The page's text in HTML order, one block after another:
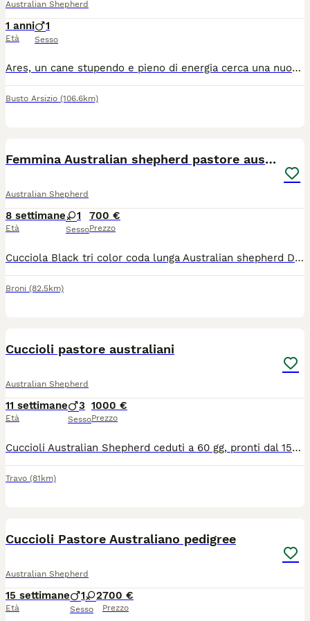
Australian Shepherd
1 anni
Età
1
Sesso
Ares, un cane stupendo e pieno di energia cerca una nuova casa con una famiglia pronta a dargli l’amore che merita. È un incrocio tra pastore australiano e border collie. È stupendo, sa andare al guinzaglio, sa i comandi base. Ha un anno e mezzo ma la voglia di giocare come un cucciolo. Ama le coccole ed è tanto affettuoso, si lega molto alla sua famiglia . Per ulteriori informazioni contattatemi pure.
Busto Arsizio (106.6km)
Femmina Australian shepherd pastore australiano
Australian Shepherd
8 settimane
Età
1
Sesso
700 €
Prezzo
Cucciola Black tri color coda lunga Australian shepherd Disponibile dopo il 12/8 Mamma nonna e zia visibili in azienda Entrambi i genitori con lastre certificate ed esenti da displasia anca e gomito Test genetici della razza La cucciola sarà ceduta dopo i 65 gg con: Microchip I vaccino Visita veterinaria Libretto Pedigree Enci
Broni (82.5km)
Cuccioli pastore australiani
Australian Shepherd
11 settimane
Età
3
Sesso
1000 €
Prezzo
Cuccioli Australian Shepherd ceduti a 60 gg, pronti dal 15/07/2026 con: - pedigree ROI ENCI - microchip - vaccinazione - 3 sverminazioni - libretto sanitario I genitori sono testati ed esenti da patologie genetiche ereditarie e padre lastrato per displasia anca/gomito. Madre Red merle, padre Red. Genitori visibili
Travo (81km)
Cuccioli Pastore Australiano pedigree
Australian Shepherd
15 settimane
Età
1 2
Sesso
700 €
Prezzo